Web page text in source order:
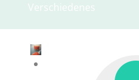
Verschiedenes